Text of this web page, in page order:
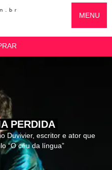
MENU
PERDIDA
Duvivier, escritor e ator que
“O céu da língua”